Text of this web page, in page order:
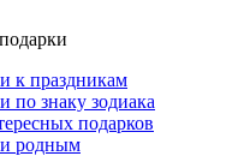
к праздникам
по знаку зодиака
подарков
родным